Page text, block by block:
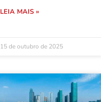
LEIA MAIS »
15 de outubro de 2025